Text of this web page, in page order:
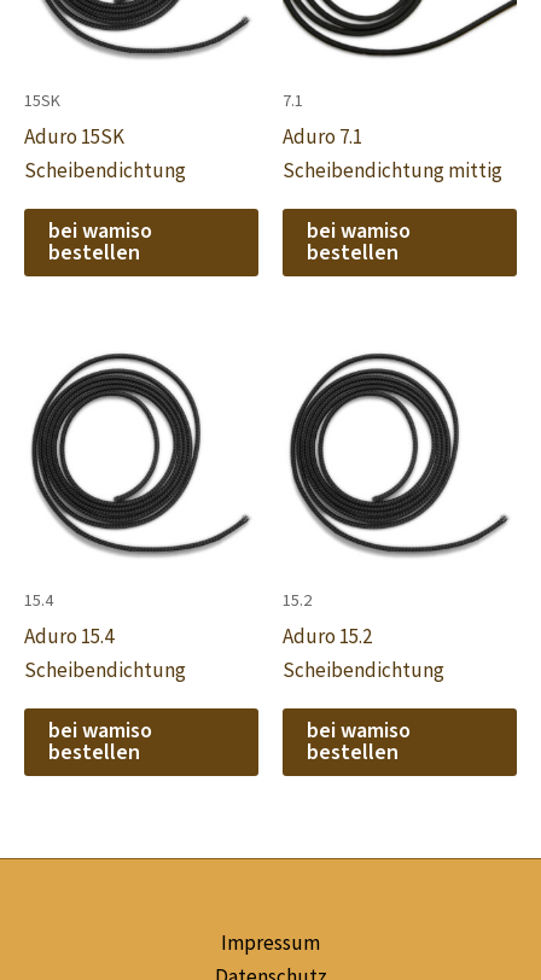
15SK
Aduro 15SK
Scheibendichtung
bei wamiso
bestellen
7.1
Aduro 7.1
Scheibendichtung mittig
bei wamiso
bestellen
15.4
Aduro 15.4
Scheibendichtung
bei wamiso
bestellen
15.2
Aduro 15.2
Scheibendichtung
bei wamiso
bestellen
Impressum